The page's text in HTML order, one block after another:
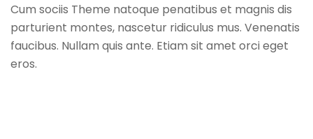
Cum sociis Theme natoque penatibus et magnis dis
parturient montes, nascetur ridiculus mus. Venenatis
faucibus. Nullam quis ante. Etiam sit amet orci eget
eros.